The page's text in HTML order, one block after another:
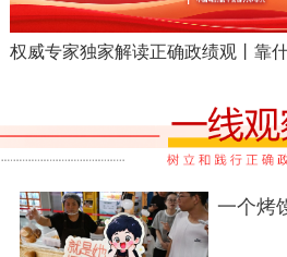
权威专家独家解读正确政绩观丨靠
一个烤